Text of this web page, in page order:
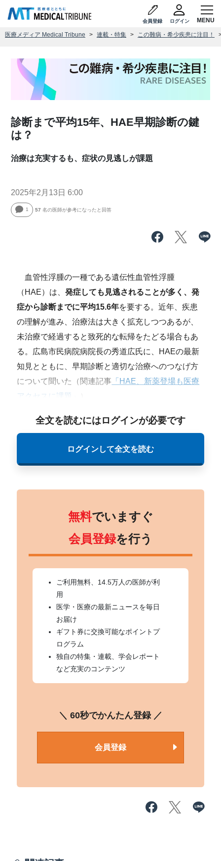
会員登録 ログイン
医療メディア Medical Tribune 連載・特集 この難病・希少疾患に注目！
診断まで平均15年、HAE早期診断の鍵
は？
治療は充実するも、症状の見逃しが課題
2025年2月13日 6:00
1 57 名の医師が参考になったと回答
血管性浮腫の一種である遺伝性血管性浮腫
（HAE）は、発症しても見逃されることが多く、発
症から診断までに平均15.6年を要する。近年、疾患
の理解が進み、治療法は大きく拡充しつつあるが、
未治療で経過すると致死的な転帰をたどる場合もあ
る。広島市民病院病院長の秀道広氏に、HAEの最新
知見とともに、早期診断と適切な治療へのつなげ方
について聞いた（関連記事 「HAE、新薬登場も医療
アクセスに課題」
全文を読むにはログインが必要です
ログインして全文を読む
無料でいますぐ
会員登録を行う
ご利用無料、14.5万人の医師が利
用
医学・医療の最新ニュースを毎日
お届け
ギフト券に交換可能なポイントプ
ログラム
独自の特集・連載、学会レポート
など充実のコンテンツ
＼ 60秒でかんたん登録 ／
会員登録